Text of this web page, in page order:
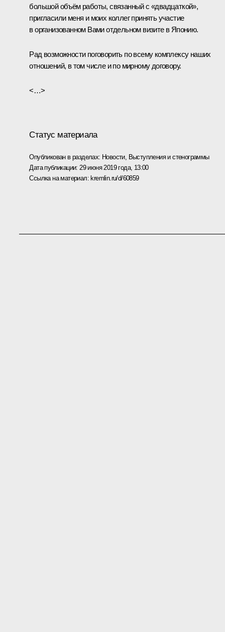
большой объём работы, связанный с «двадцаткой»,
пригласили меня и моих коллег принять участие
в организованном Вами отдельном визите в Японию.
Рад возможности поговорить по всему комплексу наших
отношений, в том числе и по мирному договору.
<…>
Статус материала
Опубликован в разделах: Новости, Выступления и стенограммы
Дата публикации: 29 июня 2019 года, 13:00
Ссылка на материал:kremlin.ru/d/60859